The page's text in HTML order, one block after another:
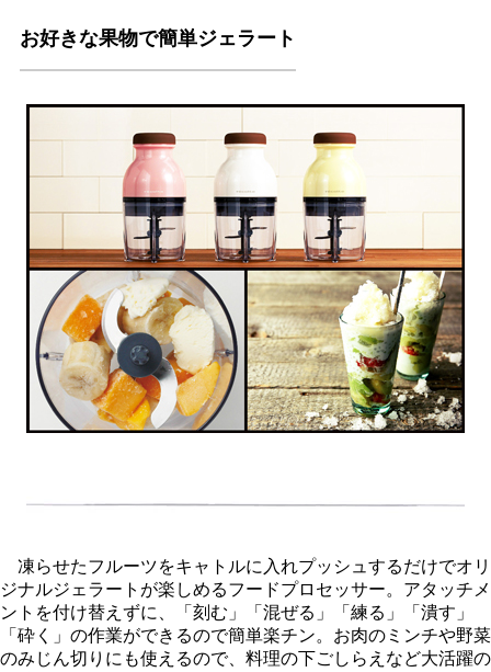
お好きな果物で簡単ジェラート
凍らせたフルーツをキャトルに入れプッシュするだけでオリ
ジナルジェラートが楽しめるフードプロセッサー。アタッチメ
ントを付け替えずに、「刻む」「混ぜる」「練る」「潰す」
「砕く」の作業ができるので簡単楽チン。お肉のミンチや野菜
のみじん切りにも使えるので、料理の下ごしらえなど大活躍の